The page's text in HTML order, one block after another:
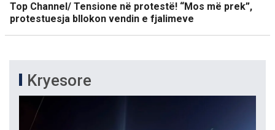
Top Channel/ Tensione në protestë! “Mos më prek”,
protestuesja bllokon vendin e fjalimeve
Kryesore